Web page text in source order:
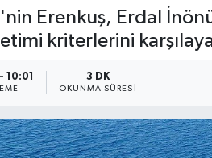
Erenkuş, Erdal
kriterlerini
3 DK
OKUNMA SÜRESI